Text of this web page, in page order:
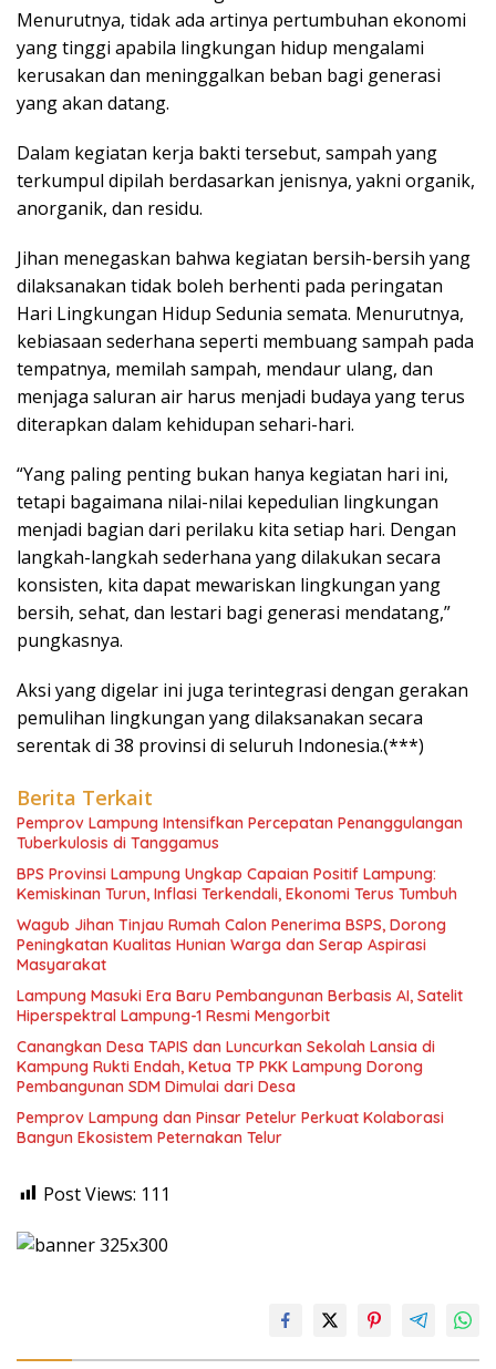
Menurutnya, tidak ada artinya pertumbuhan ekonomi
yang tinggi apabila lingkungan hidup mengalami
kerusakan dan meninggalkan beban bagi generasi
yang akan datang.
Dalam kegiatan kerja bakti tersebut, sampah yang
terkumpul dipilah berdasarkan jenisnya, yakni organik,
anorganik, dan residu.
Jihan menegaskan bahwa kegiatan bersih-bersih yang
dilaksanakan tidak boleh berhenti pada peringatan
Hari Lingkungan Hidup Sedunia semata. Menurutnya,
kebiasaan sederhana seperti membuang sampah pada
tempatnya, memilah sampah, mendaur ulang, dan
menjaga saluran air harus menjadi budaya yang terus
diterapkan dalam kehidupan sehari-hari.
“Yang paling penting bukan hanya kegiatan hari ini,
tetapi bagaimana nilai-nilai kepedulian lingkungan
menjadi bagian dari perilaku kita setiap hari. Dengan
langkah-langkah sederhana yang dilakukan secara
konsisten, kita dapat mewariskan lingkungan yang
bersih, sehat, dan lestari bagi generasi mendatang,”
pungkasnya.
Aksi yang digelar ini juga terintegrasi dengan gerakan
pemulihan lingkungan yang dilaksanakan secara
serentak di 38 provinsi di seluruh Indonesia.(***)
Berita Terkait
Pemprov Lampung Intensifkan Percepatan Penanggulangan
Tuberkulosis di Tanggamus
BPS Provinsi Lampung Ungkap Capaian Positif Lampung:
Kemiskinan Turun, Inflasi Terkendali, Ekonomi Terus Tumbuh
Wagub Jihan Tinjau Rumah Calon Penerima BSPS, Dorong
Peningkatan Kualitas Hunian Warga dan Serap Aspirasi
Masyarakat
Lampung Masuki Era Baru Pembangunan Berbasis AI, Satelit
Hiperspektral Lampung-1 Resmi Mengorbit
Canangkan Desa TAPIS dan Luncurkan Sekolah Lansia di
Kampung Rukti Endah, Ketua TP PKK Lampung Dorong
Pembangunan SDM Dimulai dari Desa
Pemprov Lampung dan Pinsar Petelur Perkuat Kolaborasi
Bangun Ekosistem Peternakan Telur
Post Views: 111